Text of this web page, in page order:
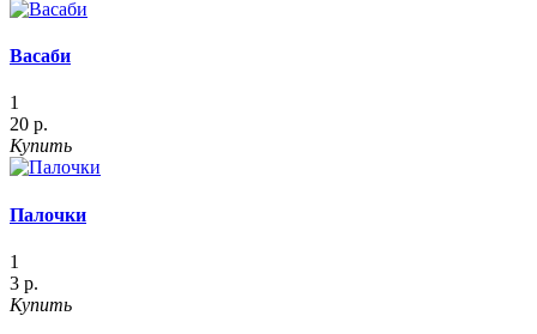
Васаби
1
20 р.
Купить
Палочки
1
3 р.
Купить